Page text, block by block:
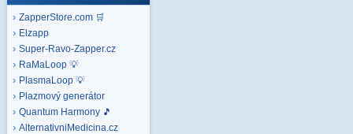
ZapperStore.com 🛒
Elzapp
Super-Ravo-Zapper.cz
RaMaLoop 💡
PlasmaLoop 💡
Plazmový generátor
Quantum Harmony 🎵
AlternativniMedicina.cz